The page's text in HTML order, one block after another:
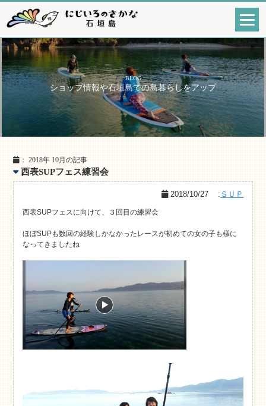
BLOG
ショップ情報や石垣島での島暮らしをアップ
： 2018年 10月の記事
西表SUPフェス練習会
2018/10/27 : ＳＵＰ
西表SUPフェスに向けて、３回目の練習会
ほぼSUPも数回の経験しかなかったレースが初めての女の子も様に
なってきましたね